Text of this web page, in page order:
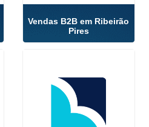
Vendas B2B em Ribeirão
Pires